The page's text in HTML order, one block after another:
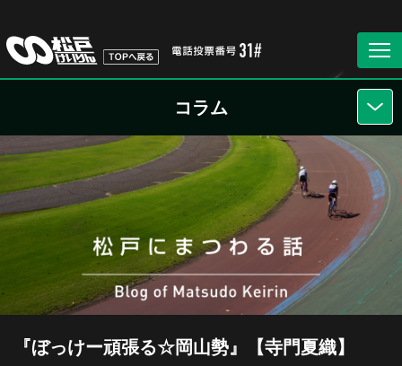
コラム
『ぼっけー頑張る☆岡山勢』【寺門夏織】